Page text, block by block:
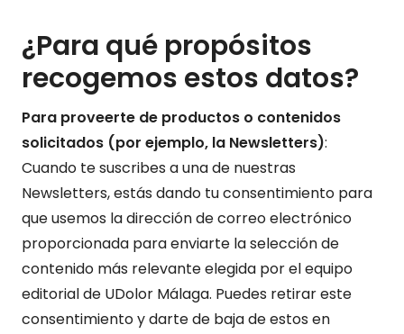
¿Para qué propósitos
recogemos estos datos?
Para proveerte de productos o contenidos
solicitados (por ejemplo, la Newsletters):
Cuando te suscribes a una de nuestras
Newsletters, estás dando tu consentimiento para
que usemos la dirección de correo electrónico
proporcionada para enviarte la selección de
contenido más relevante elegida por el equipo
editorial de UDolor Málaga. Puedes retirar este
consentimiento y darte de baja de estos en